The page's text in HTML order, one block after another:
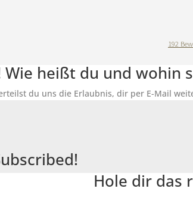
192
Wie heißt du und wohin
du uns die Erlaubnis, dir per E-Mail
Hole dir das